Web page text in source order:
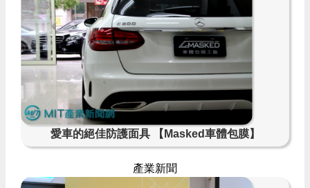
愛車的絕佳防護面具 【Masked車體包膜】
產業新聞